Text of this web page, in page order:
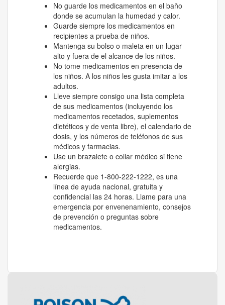
No guarde los medicamentos en el baño
donde se acumulan la humedad y calor.
Guarde siempre los medicamentos en
recipientes a prueba de niños.
Mantenga su bolso o maleta en un lugar
alto y fuera de el alcance de los niños.
No tome medicamentos en presencia de
los niños. A los niños les gusta imitar a los
adultos.
Lleve siempre consigo una lista completa
de sus medicamentos (incluyendo los
medicamentos recetados, suplementos
dietéticos y de venta libre), el calendario de
dosis, y los números de teléfonos de sus
médicos y farmacias.
Use un brazalete o collar médico si tiene
alergias.
Recuerde que 1-800-222-1222, es una
línea de ayuda nacional, gratuita y
confidencial las 24 horas. Llame para una
emergencia por envenenamiento, consejos
de prevención o preguntas sobre
medicamentos.